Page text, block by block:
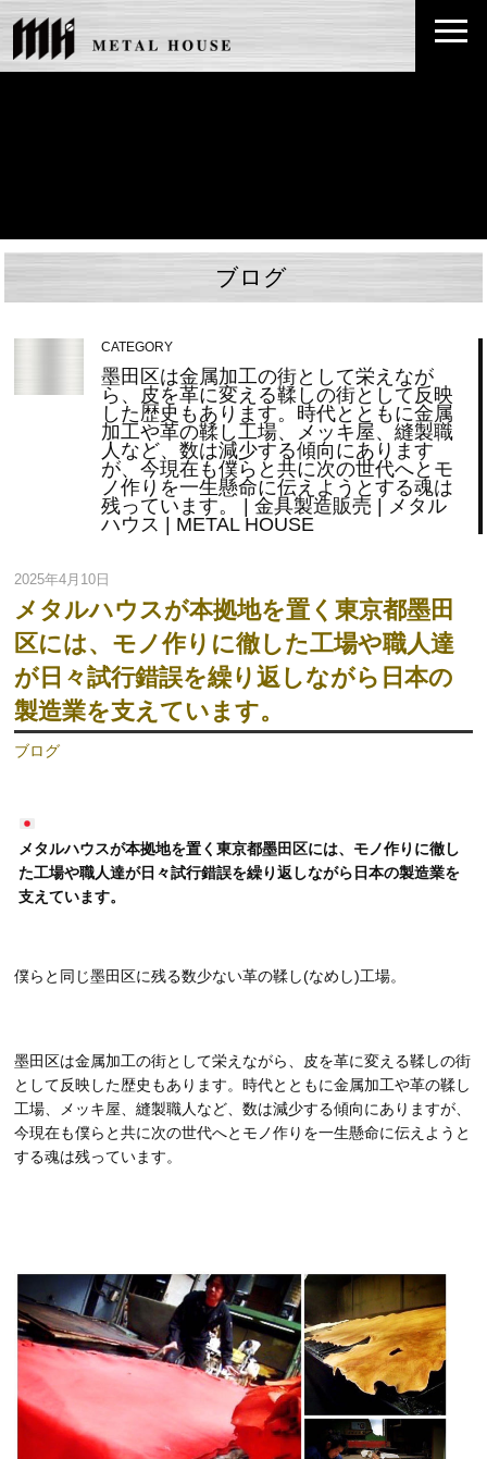
ブログ
CATEGORY
墨田区は金属加工の街として栄えなが
ら、皮を革に変える鞣しの街として反映
した歴史もあります。時代とともに金属
加工や革の鞣し工場、メッキ屋、縫製職
人など、数は減少する傾向にあります
が、今現在も僕らと共に次の世代へとモ
ノ作りを一生懸命に伝えようとする魂は
残っています。 | 金具製造販売 | メタル
ハウス | METAL HOUSE
2025年4月10日
メタルハウスが本拠地を置く東京都墨田
区には、モノ作りに徹した工場や職人達
が日々試行錯誤を繰り返しながら日本の
製造業を支えています。
ブログ
メタルハウスが本拠地を置く東京都墨田区には、モノ作りに徹し
た工場や職人達が日々試行錯誤を繰り返しながら日本の製造業を
支えています。
僕らと同じ墨田区に残る数少ない革の鞣し(なめし)工場。
墨田区は金属加工の街として栄えながら、皮を革に変える鞣しの街
として反映した歴史もあります。時代とともに金属加工や革の鞣し
工場、メッキ屋、縫製職人など、数は減少する傾向にありますが、
今現在も僕らと共に次の世代へとモノ作りを一生懸命に伝えようと
する魂は残っています。